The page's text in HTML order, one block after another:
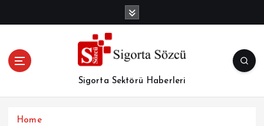
Sigorta Sektörü Haberleri
Home